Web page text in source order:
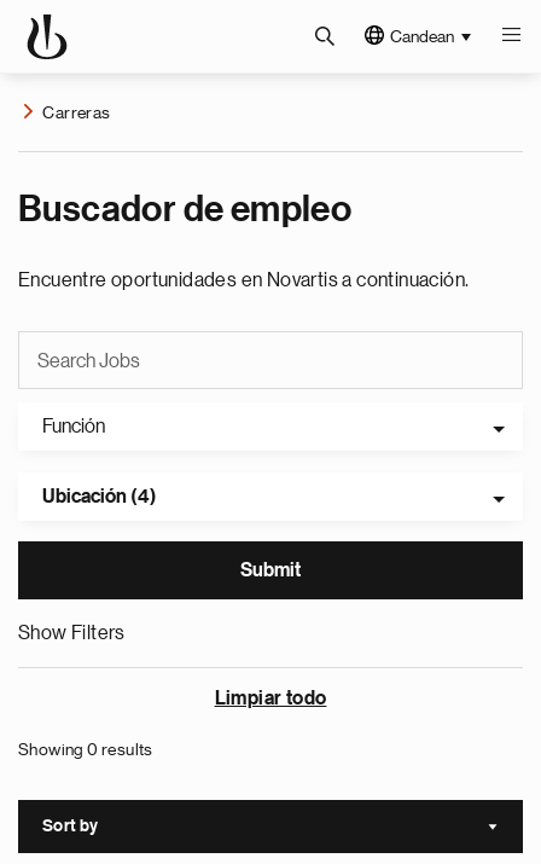
Candean
Carreras
Buscador de empleo
Encuentre oportunidades en Novartis a continuación.
Función
Ubicación (4)
Show Filters
Limpiar todo
Showing 0 results
Sort by Sort